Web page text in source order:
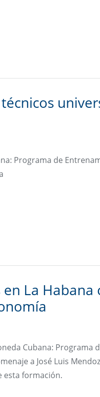
Programa de
La Habana
Cubana: Programa
a José Luis
esta formación.